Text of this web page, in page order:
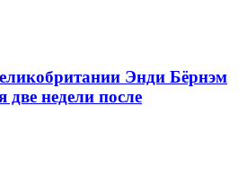
Энди Бёрнэм
две недели после